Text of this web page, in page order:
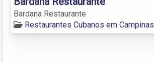
Bardana Restaurante
Restaurantes Cubanos em Campinas